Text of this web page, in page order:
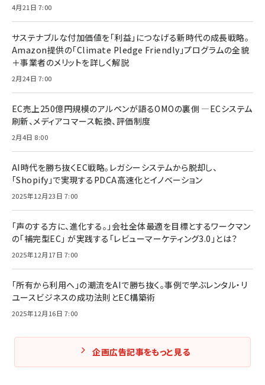
4月21日 7:00
サステナブルな付加価値を「利益」につなげる新時代の成長戦略。
Amazon提供の「Climate Pledge Friendly」プログラムの全貌
＋事業者のメリットを詳しく解説
2月24日 7:00
EC売上250億円規模のアルペンが語るOMOの裏側 ―ECシステム
刷新、メディアコマース転換、評価制度
2月4日 8:00
AI時代を勝ち抜くEC戦略。レガシーシステムから脱却し、
「Shopify」で実現するPDCA高速化とイノベーション
2025年12月23日 7:00
「声のする方に、進化する。」会社全体最適を目標とするワークマン
の「補完型EC」 が実践する「レビューマーケティング3.0」とは？
2025年12月17日 7:00
「所有から利用へ」の潮流をAIで勝ち抜く。事例で学ぶレンタル・リ
ユースビジネスの成功法則とEC構築術
2025年12月16日 7:00
企画広告記事をもっと見る